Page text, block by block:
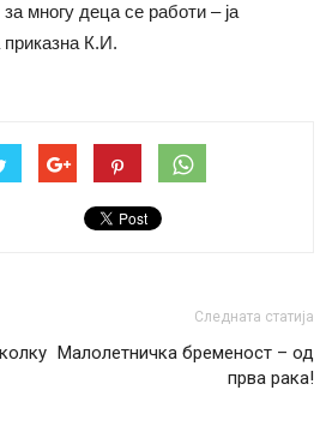
многу деца се работи – ја
приказна К.И.
Следната статија
Малолетничка бременост – од
прва рака!